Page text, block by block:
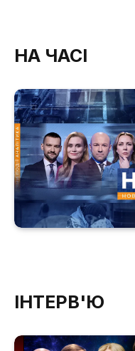
НА ЧАСІ
ІНТЕРВ'Ю